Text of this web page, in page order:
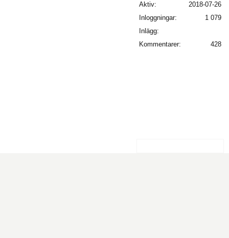
Aktiv:
2018-07-26
Inloggningar:
1 079
Inlägg:
Kommentarer:
428